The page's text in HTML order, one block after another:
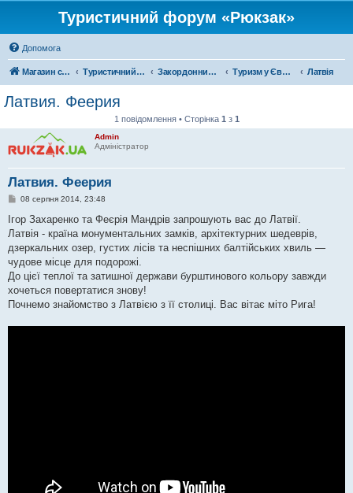
Туристичний форум «Рюкзак»
Допомога
Магазин спорядження Туристичний форум «Рюкзак» Закордонний туризм Туризм у Європі Латвія
Латвия. Феерия
1 повідомлення • Сторінка 1 з 1
Admin
Адміністратор
Латвия. Феерия
П
в
д
о
л
е
н
я
08 серпня 2014, 23:48
Ігор Захаренко та Феєрія Мандрів запрошують вас до Латвії.
Латвія - країна монументальних замків, архітектурних шедеврів,
дзеркальних озер, густих лісів та неспішних балтійських хвиль —
чудове місце для подорожі.
До цієї теплої та затишної держави бурштинового кольору завжди
хочеться повертатися знову!
Почнемо знайомство з Латвією з її столиці. Вас вітає міто Рига!